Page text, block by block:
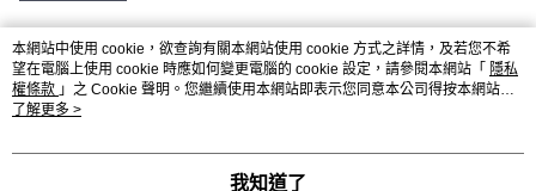
熱門標籤
本網站中使用 cookie，欲查詢有關本網站使用 cookie 方式之詳情，及若您不希
望在電腦上使用 cookie 時應如何變更電腦的 cookie 設定，請參閱本網站「 隱私
權條款 」之 Cookie 聲明。您繼續使用本網站即表示您同意本公司得按本網站使
用條款之 Cookie 聲明使用 cookie。
了解更多 >
我知道了